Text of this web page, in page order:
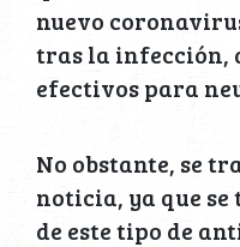
nuevo
tras la infección,
efectivos para
No obstante, se
noticia, ya que
de este tipo de